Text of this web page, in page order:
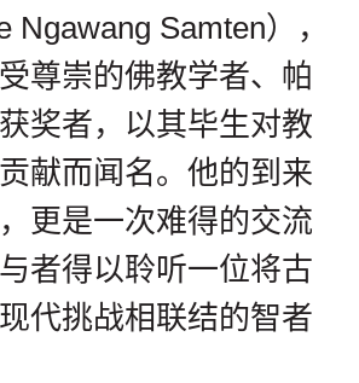
Ngawang Samten），
尊崇的佛教学者、帕
奖者，以其毕生对教
献而闻名。他的到来
更是一次难得的交流
者得以聆听一位将古
代挑战相联结的智者